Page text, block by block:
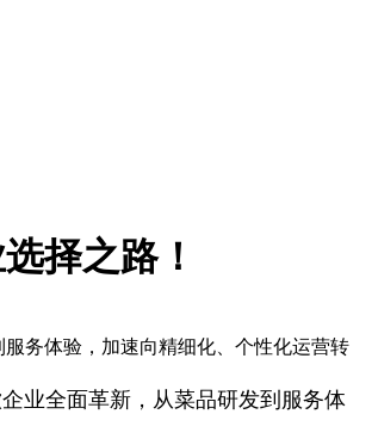
择之路！
务体验，加速向精细化、个性化运营转
业全面革新，从菜品研发到服务体